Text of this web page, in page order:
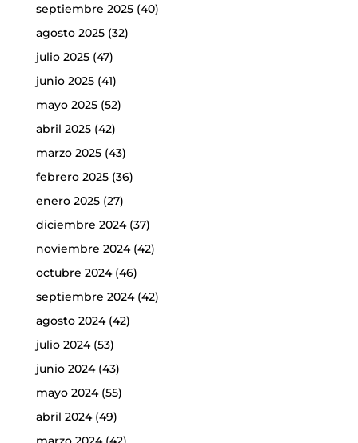
septiembre 2025(40)
agosto 2025(32)
julio 2025(47)
junio 2025(41)
mayo 2025(52)
abril 2025(42)
marzo 2025(43)
febrero 2025(36)
enero 2025(27)
diciembre 2024(37)
noviembre 2024(42)
octubre 2024(46)
septiembre 2024(42)
agosto 2024(42)
julio 2024(53)
junio 2024(43)
mayo 2024(55)
abril 2024(49)